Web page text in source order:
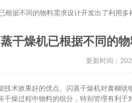
根据不同的物料需求设计开发出了利用多
干燥机已根据不同的
更新时间：
效果好的优点。闪蒸干燥机对膏糊状
干燥过程中物料的组分，特别管理有利